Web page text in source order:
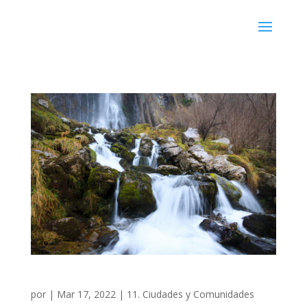
por | Mar 17, 2022| 11. Ciudades y Comunidades